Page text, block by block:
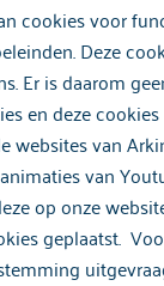
cookies voor
Deze
Er is daarom
en deze
websites van
van
op onze
geplaatst.